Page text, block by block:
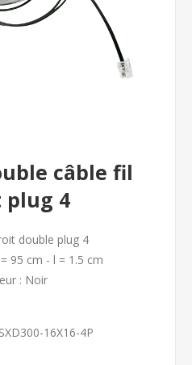
câble fil
4
double plug 4
95 cm - l = 1.5 cm
: Noir
16X16-4P